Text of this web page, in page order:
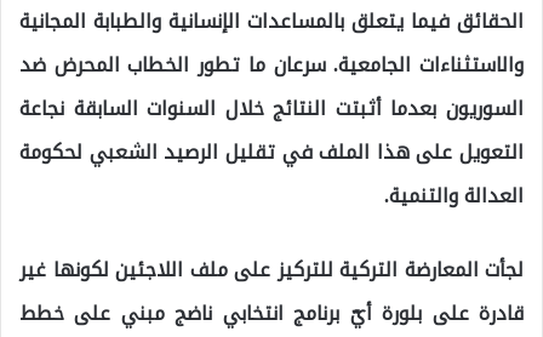
الحقائق فيما يتعلق بالمساعدات الإنسانية والطبابة المجانية
والاستثناءات الجامعية. سرعان ما تطور الخطاب المحرض ضد
السوريون بعدما أثبتت النتائج خلال السنوات السابقة نجاعة
التعويل على هذا الملف في تقليل الرصيد الشعبي لحكومة
العدالة والتنمية.
لجأت المعارضة التركية للتركيز على ملف اللاجئين لكونها غير
قادرة على بلورة أيّ برنامج انتخابي ناضج مبني على خطط